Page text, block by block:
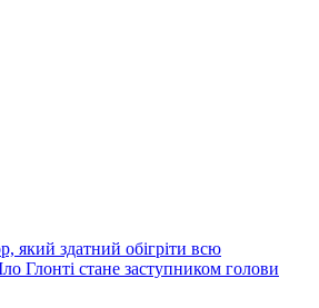
який здатний обігріти всю
Глонті стане заступником голови